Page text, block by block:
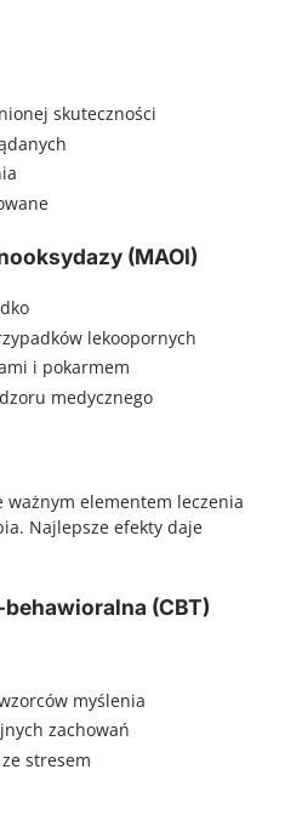
skuteczności
(MAOI)
lekoopornych
i pokarmem
medycznego
ważnym elementem leczenia
Najlepsze efekty daje
(CBT)
myślenia
zachowań
stresem